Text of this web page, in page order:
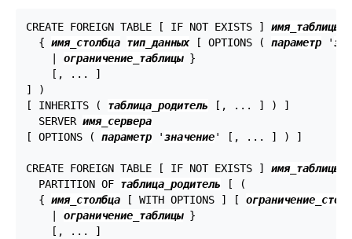
CREATE FOREIGN TABLE [ IF NOT EXISTS ] имя_таблицы
  {
имя_столбца тип_данных [ OPTIONS ( параметр '
    |
ограничение_таблицы }
    [, ... ]
] )
[ INHERITS ( таблица_родитель [, ... ] ) ]
  SERVER
имя_сервера
[ OPTIONS ( параметр 'значение' [, ... ] ) ]
CREATE FOREIGN TABLE [ IF NOT EXISTS ] имя_таблицы
  PARTITION OF
таблица_родитель [ (
  {
имя_столбца [ WITH OPTIONS ] [
    |
ограничение_таблицы }
    [, ... ]